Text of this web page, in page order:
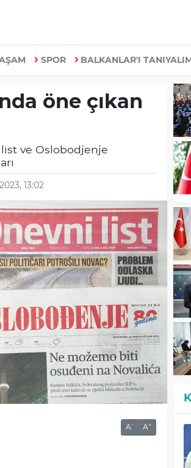
SPOR BALKANLAR'I
öne çıkan
ve Oslobodjenje
13:02
A- A+